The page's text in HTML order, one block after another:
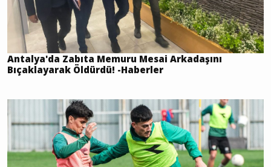
Antalya'da Zabıta Memuru Mesai Arkadaşını
Bıçaklayarak Öldürdü! -Haberler